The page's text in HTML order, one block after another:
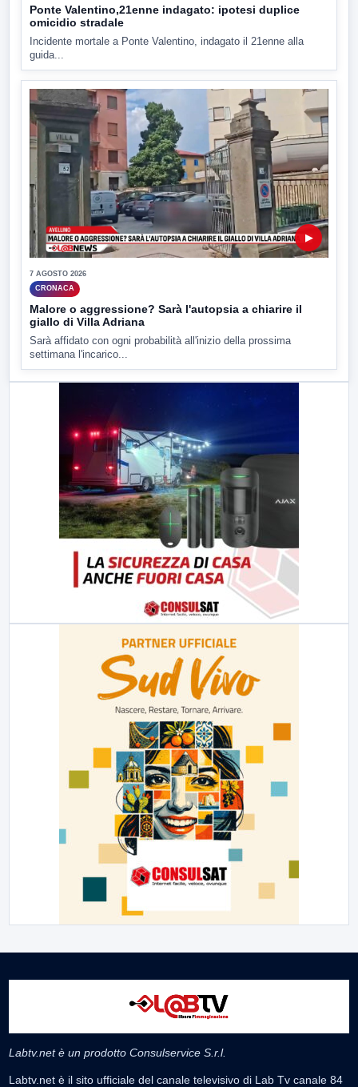
Ponte Valentino,21enne indagato: ipotesi duplice
omicidio stradale
Incidente mortale a Ponte Valentino, indagato il 21enne alla
guida...
▶
7 AGOSTO 2026
CRONACA
Malore o aggressione? Sarà l'autopsia a chiarire il
giallo di Villa Adriana
Sarà affidato con ogni probabilità all'inizio della prossima
settimana l'incarico...
Labtv.net è un prodotto Consulservice S.r.l.
Labtv.net è il sito ufficiale del canale televisivo di Lab Tv canale 84